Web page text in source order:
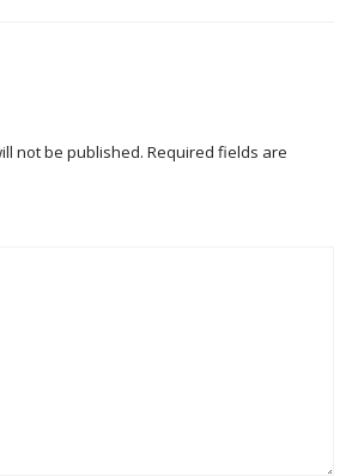
not be published. Required fields are